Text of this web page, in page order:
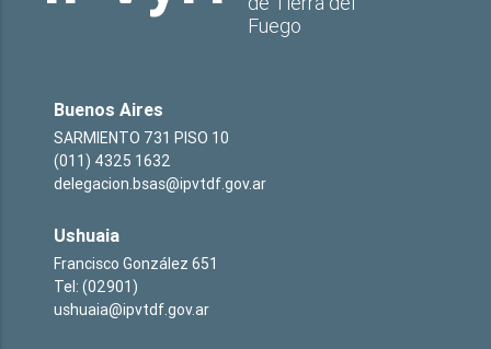
Fuego
Buenos Aires
SARMIENTO 731 PISO 10
(011) 4325 1632
delegacion.bsas@ipvtdf.gov.ar
Ushuaia
Francisco González 651
Tel: (02901)
ushuaia@ipvtdf.gov.ar